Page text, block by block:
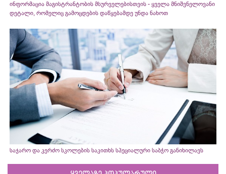
ინფორმაცია მაგისტრანტობის მსურველებისთვის - ყველა მნიშვნელოვანი
დეტალი, რომელიც გამოცდების დაწყებამდე უნდა ნახოთ
საჯარო და კერძო სკოლების საკითხს სპეციალური საბჭო განიხილავს